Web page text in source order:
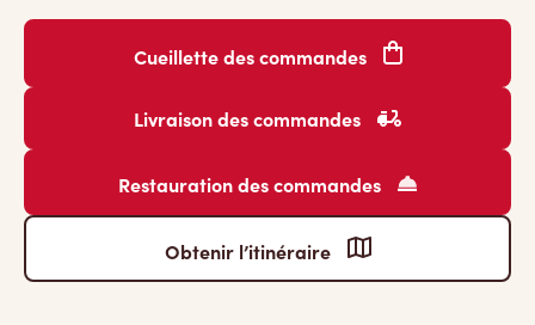
Cueillette des commandes
Livraison des commandes
Restauration des commandes
Obtenir l’itinéraire